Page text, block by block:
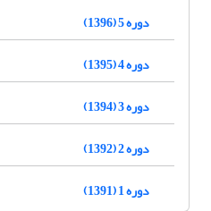
دوره 5 (1396)
دوره 4 (1395)
دوره 3 (1394)
دوره 2 (1392)
دوره 1 (1391)